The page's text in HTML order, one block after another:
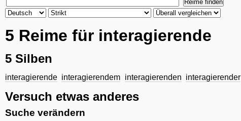
5 Reime für interagierende
5 Silben
interagierende interagierendem interagierenden interagierender
Versuch etwas anderes
Suche verändern